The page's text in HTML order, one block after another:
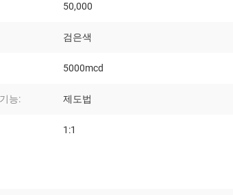
50,000
검은색
5000mcd
능: 제도법
1:1